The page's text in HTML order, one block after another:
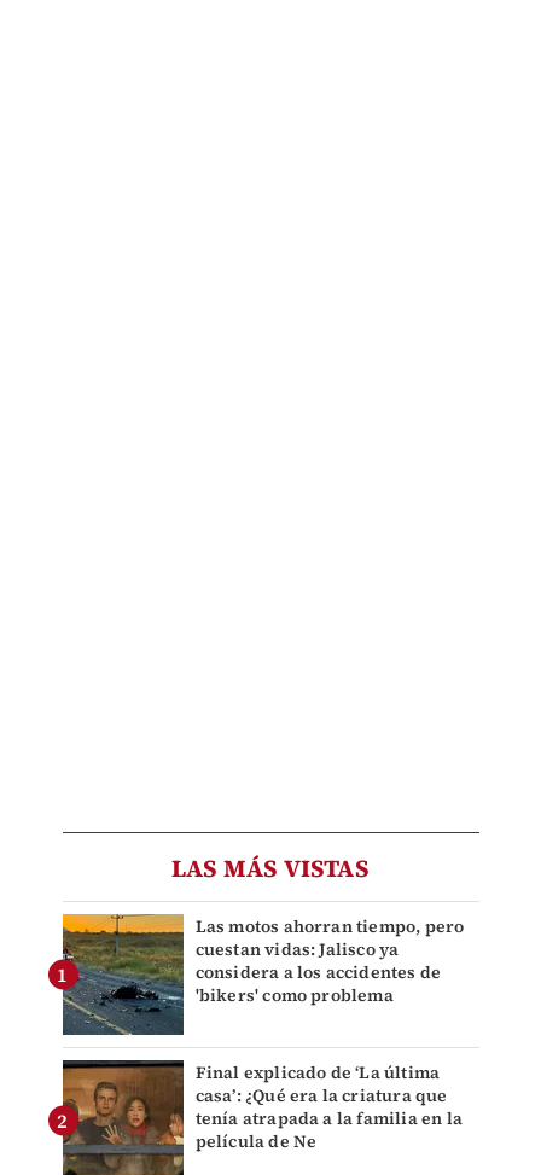
LAS MÁS VISTAS
Las motos ahorran tiempo, pero
cuestan vidas: Jalisco ya
considera a los accidentes de
'bikers' como problema
Final explicado de ‘La última
casa’: ¿Qué era la criatura que
tenía atrapada a la familia en la
película de Ne